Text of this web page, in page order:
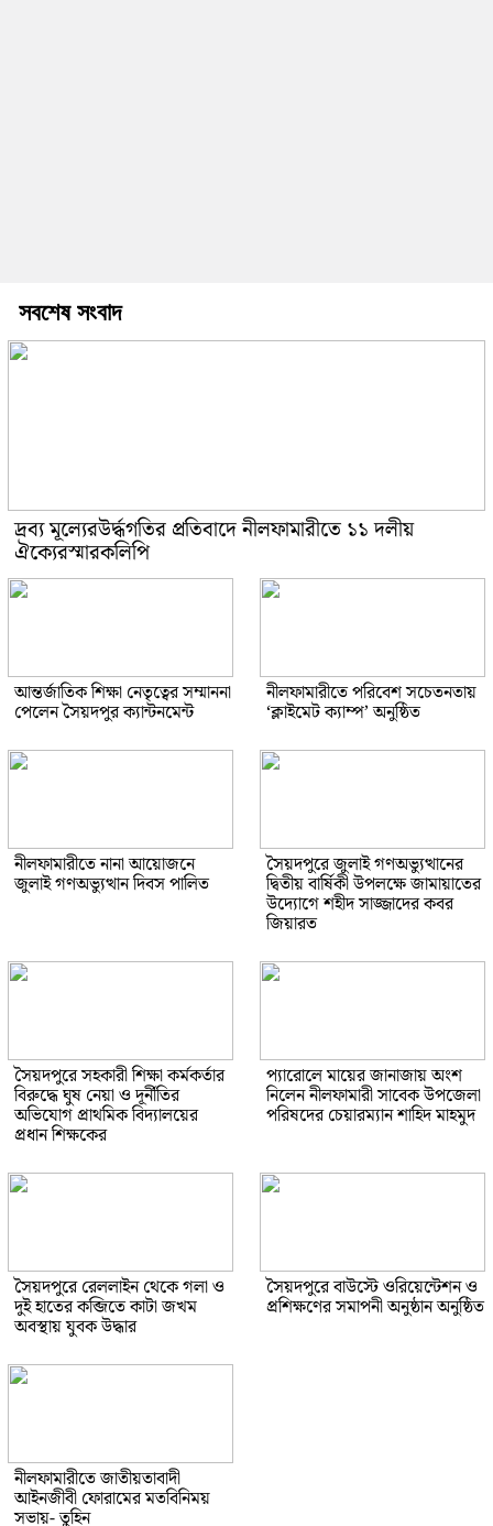
সবশেষ সংবাদ
দ্রব্য মূল্যেরউর্দ্ধগতির প্রতিবাদে নীলফামারীতে ১১ দলীয়
ঐক্যেরস্মারকলিপি
আন্তর্জাতিক শিক্ষা নেতৃত্বের সম্মাননা
পেলেন সৈয়দপুর ক্যান্টনমেন্ট
নীলফামারীতে পরিবেশ সচেতনতায়
‘ক্লাইমেট ক্যাম্প’ অনুষ্ঠিত
নীলফামারীতে নানা আয়োজনে
জুলাই গণঅভ্যুত্থান দিবস পালিত
সৈয়দপুরে জুলাই গণঅভ্যুত্থানের
দ্বিতীয় বার্ষিকী উপলক্ষে জামায়াতের
উদ্যোগে শহীদ সাজ্জাদের কবর
জিয়ারত
সৈয়দপুরে সহকারী শিক্ষা কর্মকর্তার
বিরুদ্ধে ঘুষ নেয়া ও দূর্নীতির
অভিযোগ প্রাথমিক বিদ্যালয়ের
প্রধান শিক্ষকের
প্যারোলে মায়ের জানাজায় অংশ
নিলেন নীলফামারী সাবেক উপজেলা
পরিষদের চেয়ারম্যান শাহিদ মাহমুদ
সৈয়দপুরে রেললাইন থেকে গলা ও
দুই হাতের কব্জিতে কাটা জখম
অবস্থায় যুবক উদ্ধার
সৈয়দপুরে বাউস্টে ওরিয়েন্টেশন ও
প্রশিক্ষণের সমাপনী অনুষ্ঠান অনুষ্ঠিত
নীলফামারীতে জাতীয়তাবাদী
আইনজীবী ফোরামের মতবিনিময়
সভায়- তুহিন